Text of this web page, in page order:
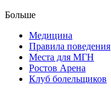
Больше
Медицина
Правила поведения
Места для МГН
Ростов Арена
Клуб болельщиков